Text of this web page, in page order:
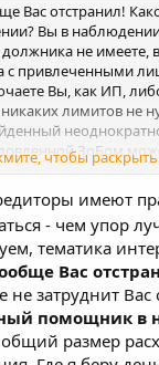
Вас отстранил!
Вы в
не имеете,
с привлеченными
Вы, как ИП,
лимитов не
ЗоБом
извольте
чтобы
имеют
- чем упор
тематика
Вас
не затруднит Вас
помощник в
размер